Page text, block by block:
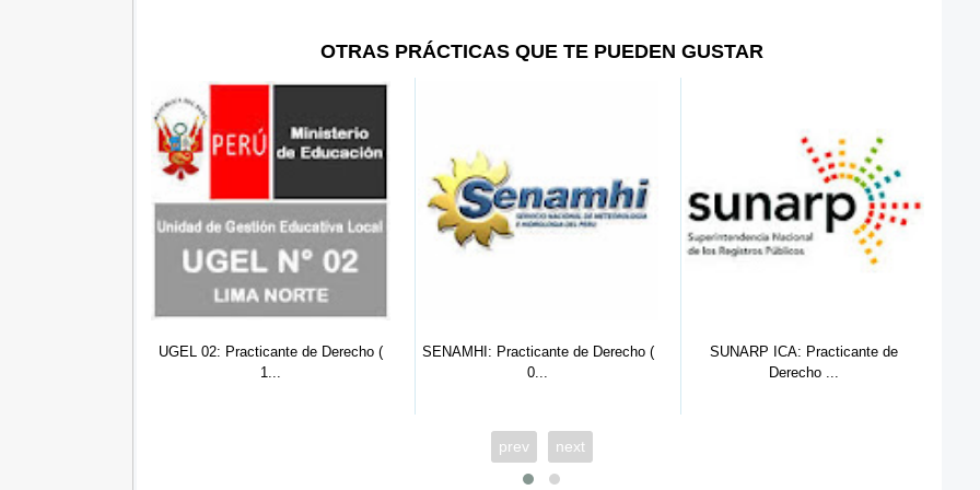
OTRAS PRÁCTICAS QUE TE PUEDEN GUSTAR
SENAMHI: Practicante de Derecho (
0...
SUNARP ICA: Practicante de
Derecho ...
SUNARP PUCALLPA: Practicante de
Der...
prev next